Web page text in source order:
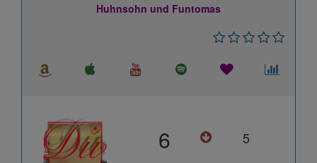
Huhnsohn und Funtomas
6 5